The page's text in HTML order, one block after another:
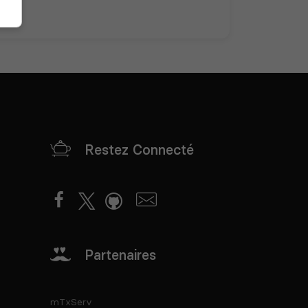
Restez Connecté
Partenaires
mTxServ